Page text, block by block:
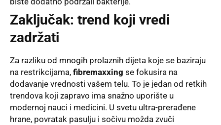
Zaključak: trend koji vredi
zadržati
Za razliku od mnogih prolaznih dijeta koje se baziraju
na restrikcijama, fibremaxxing se fokusira na
dodavanje vrednosti vašem telu. To je jedan od retkih
trendova koji zapravo ima snažno uporište u
modernoj nauci i medicini. U svetu ultra-prerađene
hrane, povratak pasulju i sočivu možda zvuči